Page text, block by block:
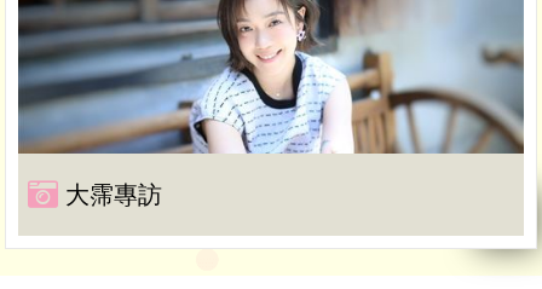
大霈專訪